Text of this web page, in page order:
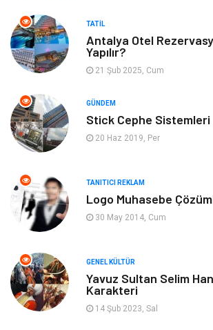
Makine
Tatil
Emlak
Gayrimenkul Moda
Bilgisayar & Yazılım Müzik
Mobilya
Ev İşleri
Aksesuar
TATIL
Antalya Otel
Yapılır?
21 Şub 2025, Cum
GÜNDEM
Stick Cephe Sistemleri
20 Haz 2019, Per
TANITICI REKLAM
Logo Muhasebe
30 May 2014, Cum
GENEL KÜLTÜR
Yavuz Sultan Selim
Karakteri
14 Şub 2023, Sal